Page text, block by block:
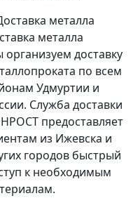
металла
доставку
по всем
Удмуртии и
Служба доставки
предоставляет
из Ижевска и
городов быстрый
к необходимым